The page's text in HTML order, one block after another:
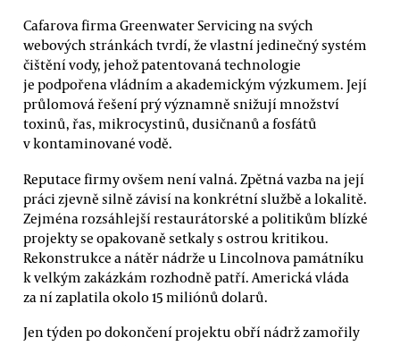
Cafarova firma Greenwater Servicing na svých
webových stránkách tvrdí, že vlastní jedinečný systém
čištění vody, jehož patentovaná technologie
je podpořena vládním a akademickým výzkumem. Její
průlomová řešení prý významně snižují množství
toxinů, řas, mikrocystinů, dusičnanů a fosfátů
v kontaminované vodě.
Reputace firmy ovšem není valná. Zpětná vazba na její
práci zjevně silně závisí na konkrétní službě a lokalitě.
Zejména rozsáhlejší restaurátorské a politikům blízké
projekty se opakovaně setkaly s ostrou kritikou.
Rekonstrukce a nátěr nádrže u Lincolnova památníku
k velkým zakázkám rozhodně patří. Americká vláda
za ní zaplatila okolo 15 miliónů dolarů.
Jen týden po dokončení projektu obří nádrž zamořily